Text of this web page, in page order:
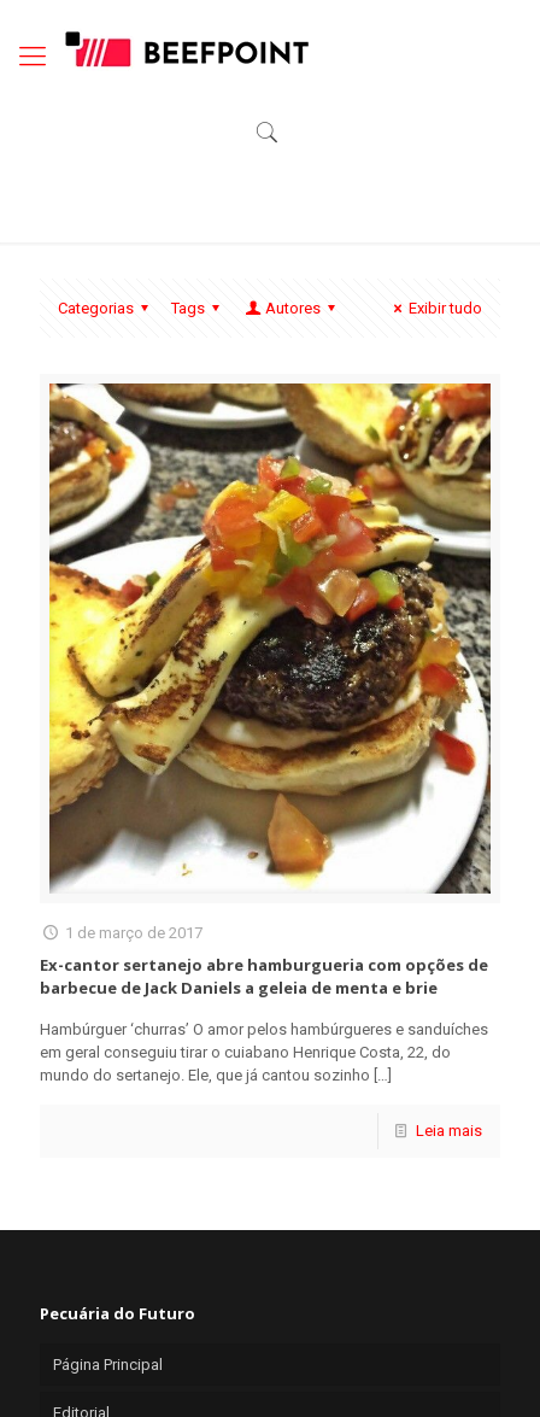
Categorias Tags Autores Exibir tudo
1 de março de 2017
Ex-cantor sertanejo abre hamburgueria com opções de
barbecue de Jack Daniels a geleia de menta e brie
Hambúrguer ‘churras’ O amor pelos hambúrgueres e sanduíches
em geral conseguiu tirar o cuiabano Henrique Costa, 22, do
mundo do sertanejo. Ele, que já cantou sozinho […]
Leia mais
Pecuária do Futuro
Página Principal
Editorial